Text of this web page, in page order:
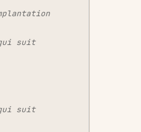
suit
suit